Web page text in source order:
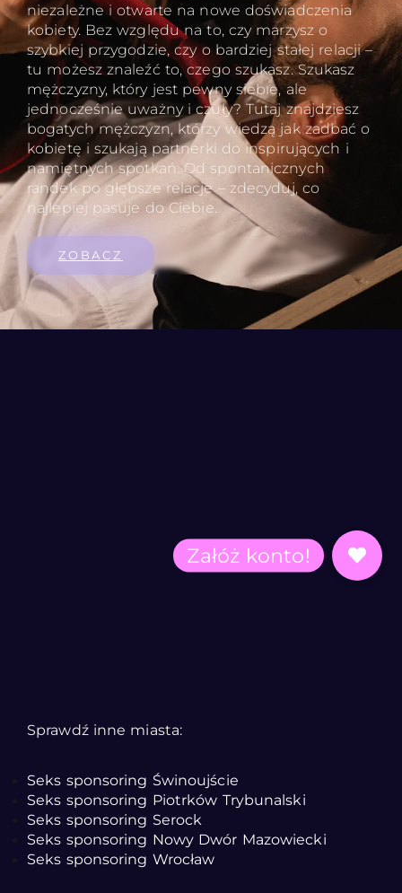
niezależne i otwarte na nowe doświadczenia
kobiety. Bez względu na to, czy marzysz o
szybkiej przygodzie, czy o bardziej stałej relacji –
tu możesz znaleźć to, czego szukasz. Szukasz
mężczyzny, który jest pewny siebie, ale
jednocześnie uważny i czuły? Tutaj znajdziesz
bogatych mężczyzn, którzy wiedzą jak zadbać o
kobietę i szukają partnerki do inspirujących i
namiętnych spotkań. Od spontanicznych
randek po głębsze relacje – zdecyduj, co
najlepiej pasuje do Ciebie.
ZOBACZ
Sprawdź inne miasta:
Seks sponsoring Świnoujście
Seks sponsoring Piotrków Trybunalski
Seks sponsoring Serock
Seks sponsoring Nowy Dwór Mazowiecki
Seks sponsoring Wrocław